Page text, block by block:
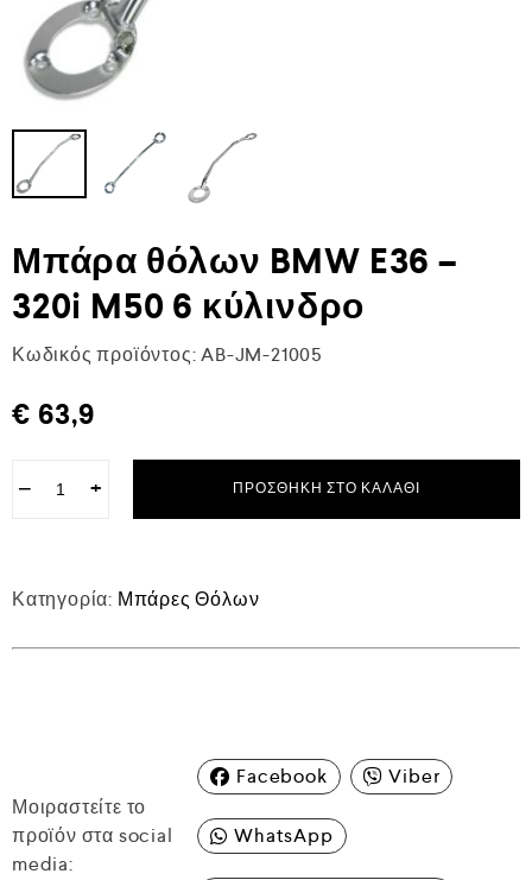
Μπάρα θόλων BMW E36 –
320i M50 6 κύλινδρο
Κωδικός προϊόντος: AB-JM-21005
€ 63,9
− + ΠΡΟΣΘΉΚΗ ΣΤΟ ΚΑΛΆΘΙ
Κατηγορία: Μπάρες Θόλων
Μοιραστείτε το
προϊόν στα social
media:
Facebook Viber
WhatsApp